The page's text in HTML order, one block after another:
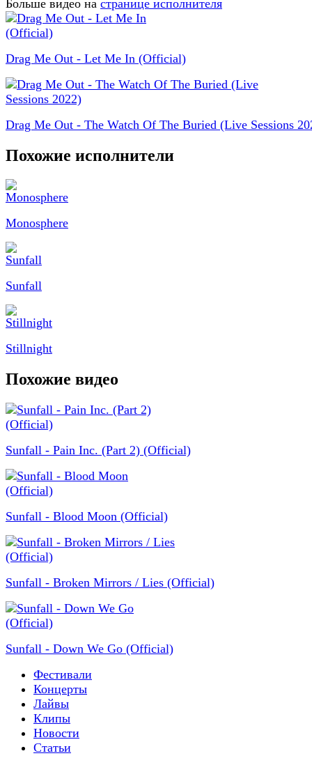
Больше видео на странице исполнителя
Drag Me Out - Let Me In (Official)
Drag Me Out - The Watch Of The Buried (Live Sessions
Похожие исполнители
Monosphere
Sunfall
Stillnight
Похожие видео
Sunfall - Pain Inc. (Part 2) (Official)
Sunfall - Blood Moon (Official)
Sunfall - Broken Mirrors / Lies (Official)
Sunfall - Down We Go (Official)
Фестивали
Концерты
Лайвы
Клипы
Новости
Статьи